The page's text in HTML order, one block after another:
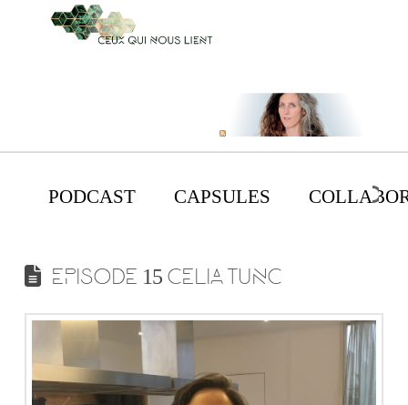
PODCAST CAPSULES
EPISODE 15 CELIA TUNC